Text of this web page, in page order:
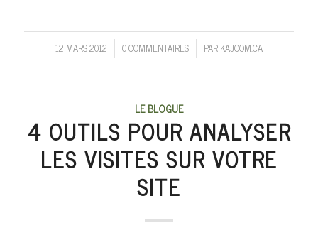
12 MARS 2012
/ 0 COMMENTAIRES
/ PARKAJOOM.CA
LE BLOGUE
4 OUTILS POUR ANALYSER
LES VISITES SUR VOTRE
SITE